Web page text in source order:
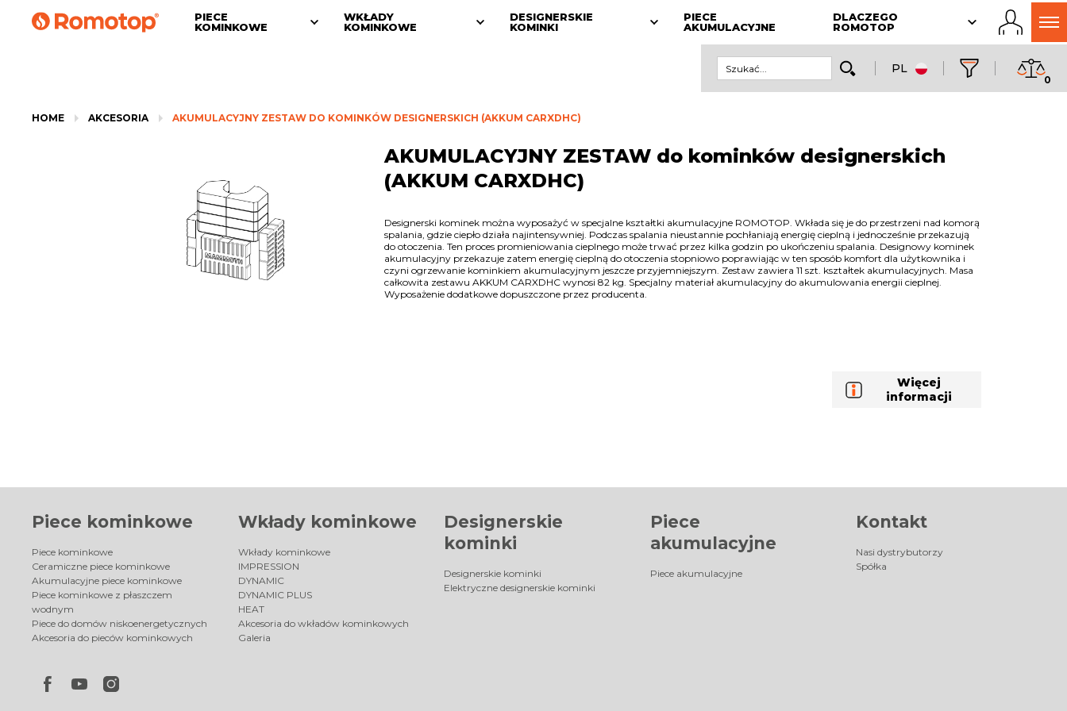
PIECE
KOMINKOWE
WKŁADY
KOMINKOWE
DESIGNERSKIE
KOMINKI
PIECE
AKUMULACYJNE
DLACZEGO
ROMOTOP
PL
0
HOME AKCESORIA AKUMULACYJNY ZESTAW DO KOMINKÓW DESIGNERSKICH (AKKUM CARXDHC)
AKUMULACYJNY ZESTAW do kominków designerskich
(AKKUM CARXDHC)
Designerski kominek można wyposażyć w specjalne kształtki akumulacyjne ROMOTOP. Wkłada się je do przestrzeni nad komorą
spalania, gdzie ciepło działa najintensywniej. Podczas spalania nieustannie pochłaniają energię cieplną i jednocześnie przekazują
do otoczenia. Ten proces promieniowania cieplnego może trwać przez kilka godzin po ukończeniu spalania. Designowy kominek
akumulacyjny przekazuje zatem energię cieplną do otoczenia stopniowo poprawiając w ten sposób komfort dla użytkownika i
czyni ogrzewanie kominkiem akumulacyjnym jeszcze przyjemniejszym. Zestaw zawiera 11 szt. kształtek akumulacyjnych. Masa
całkowita zestawu AKKUM CARXDHC wynosi 82 kg. Specjalny materiał akumulacyjny do akumulowania energii cieplnej.
Wyposażenie dodatkowe dopuszczone przez producenta.
Więcej
informacji
Piece kominkowe
Piece kominkowe
Ceramiczne piece kominkowe
Akumulacyjne piece kominkowe
Piece kominkowe z płaszczem
wodnym
Piece do domów niskoenergetycznych
Akcesoria do pieców kominkowych
Wkłady kominkowe
Wkłady kominkowe
IMPRESSION
DYNAMIC
DYNAMIC PLUS
HEAT
Akcesoria do wkładów kominkowych
Galeria
Designerskie
kominki
Designerskie kominki
Elektryczne designerskie kominki
Piece
akumulacyjne
Piece akumulacyjne
Kontakt
Nasi dystrybutorzy
Spółka